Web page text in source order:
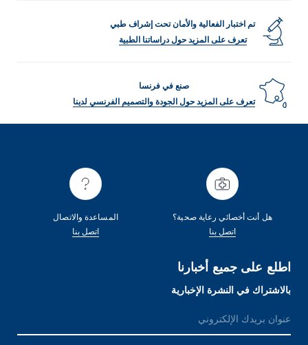
تم اختبار الفعالية والأمان تحت إشراف طبي
تعرف على المزيد حول دراساتنا الطبية
صنع في فرنسا
تعرف على المزيد حول الجودة والتصميم الفرنسي لدينا
هل أنت أخصائي رعاية صحية؟
اتصل بنا
المساعدة والاتصال
اتصل بنا
اطلع على جميع أخبارنا
بالاشتراك في النشرة الإخبارية